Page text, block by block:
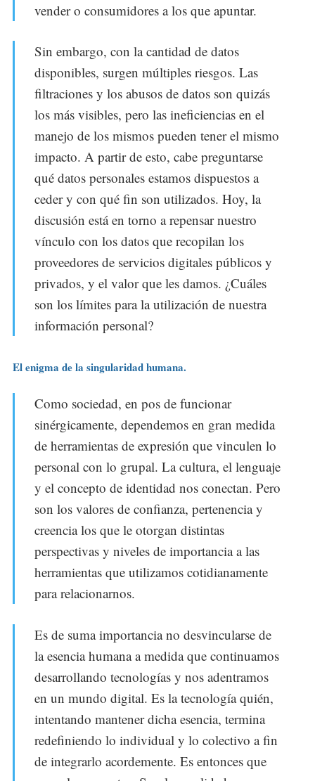
vender o consumidores a los que apuntar.
Sin embargo, con la cantidad de datos
disponibles, surgen múltiples riesgos. Las
filtraciones y los abusos de datos son quizás
los más visibles, pero las ineficiencias en el
manejo de los mismos pueden tener el mismo
impacto. A partir de esto, cabe preguntarse
qué datos personales estamos dispuestos a
ceder y con qué fin son utilizados. Hoy, la
discusión está en torno a repensar nuestro
vínculo con los datos que recopilan los
proveedores de servicios digitales públicos y
privados, y el valor que les damos. ¿Cuáles
son los límites para la utilización de nuestra
información personal?
El enigma de la singularidad humana.
Como sociedad, en pos de funcionar
sinérgicamente, dependemos en gran medida
de herramientas de expresión que vinculen lo
personal con lo grupal. La cultura, el lenguaje
y el concepto de identidad nos conectan. Pero
son los valores de confianza, pertenencia y
creencia los que le otorgan distintas
perspectivas y niveles de importancia a las
herramientas que utilizamos cotidianamente
para relacionarnos.
Es de suma importancia no desvincularse de
la esencia humana a medida que continuamos
desarrollando tecnologías y nos adentramos
en un mundo digital. Es la tecnología quién,
intentando mantener dicha esencia, termina
redefiniendo lo individual y lo colectivo a fin
de integrarlo acordemente. Es entonces que